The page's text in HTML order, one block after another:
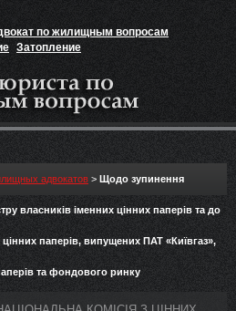
по жилищным вопросам
Затопление
адвокатов > Щодо зупинення
власників іменних цінних паперів та до
паперів, випущених ПАТ «Київгаз»,
та фондового ринку